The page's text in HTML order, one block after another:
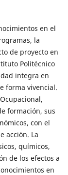
en el
la
de proyecto en
Politécnico
integra en
forma vivencial.
formación, sus
con el
acción. La
químicos,
de los efectos a
en